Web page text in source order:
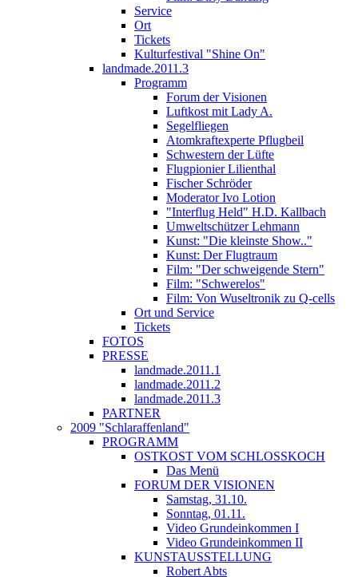
Service
Ort
Tickets
Kulturfestival "Shine On"
landmade.2011.3
Programm
Forum der Visionen
Luftkost mit Lady A.
Segelfliegen
Atomkraftexperte Pflugbeil
Schwestern der Lüfte
Flugpionier Lilienthal
Fischer Schröder
Moderator Ivo Lotion
"Interflug Held" H.D. Kallbach
Umweltschützer Lehmann
Kunst: "Die kleinste Show.."
Kunst: Der Flugtraum
Film: "Der schweigende Stern"
Film: "Schwerelos"
Film: Von Wuseltronik zu Q-cells
Ort und Service
Tickets
FOTOS
PRESSE
landmade.2011.1
landmade.2011.2
landmade.2011.3
PARTNER
2009 "Schlaraffenland"
PROGRAMM
OSTKOST VOM SCHLOSSKOCH
Das Menü
FORUM DER VISIONEN
Samstag, 31.10.
Sonntag, 01.11.
Video Grundeinkommen I
Video Grundeinkommen II
KUNSTAUSSTELLUNG
Robert Abts